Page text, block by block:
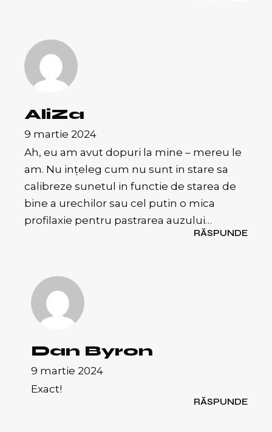
AliZa
9 martie 2024
Ah, eu am avut dopuri la mine – mereu le
am. Nu ințeleg cum nu sunt in stare sa
calibreze sunetul in functie de starea de
bine a urechilor sau cel putin o mica
profilaxie pentru pastrarea auzului…
RĂSPUNDE
Dan Byron
9 martie 2024
Exact!
RĂSPUNDE